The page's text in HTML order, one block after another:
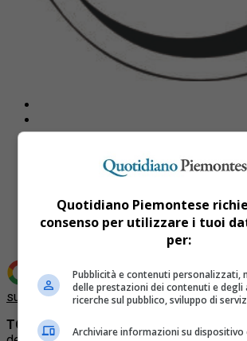
Aggiungi Quotidiano Piemontese
su Google
TORINO– Nel pieno del dibattito
Quotidiano Piemontese
consenso per utilizzare i tuoi
per:
Pubblicità e contenuti personalizzati,
delle prestazioni dei contenuti e degli
ricerche sul pubblico, sviluppo di
Archiviare informazioni su dispositivo